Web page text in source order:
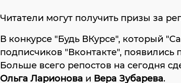
Читатели могут получить призы за
В конкурсе "Будь ВКурсе", который
подписчиков "Вконтакте", появились
Больше всего репостов на сегодня
Ольга Ларионова и Вера Зубарева.